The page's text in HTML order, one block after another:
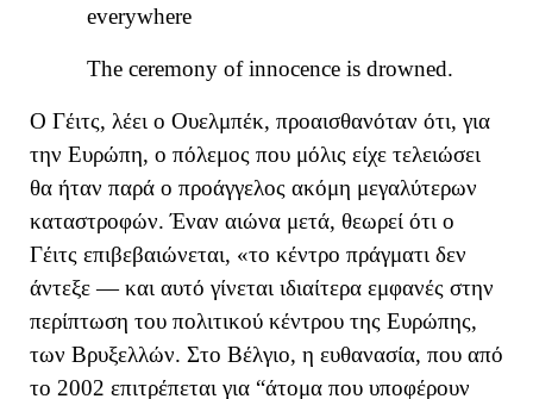
everywhere
The ceremony of innocence is drowned.
Ο Γέιτς, λέει ο Ουελμπέκ, προαισθανόταν ότι, για
την Ευρώπη, ο πόλεμος που μόλις είχε τελειώσει
θα ήταν παρά ο προάγγελος ακόμη μεγαλύτερων
καταστροφών. Έναν αιώνα μετά, θεωρεί ότι ο
Γέιτς επιβεβαιώνεται, «το κέντρο πράγματι δεν
άντεξε — και αυτό γίνεται ιδιαίτερα εμφανές στην
περίπτωση του πολιτικού κέντρου της Ευρώπης,
των Βρυξελλών. Στο Βέλγιο, η ευθανασία, που από
το 2002 επιτρέπεται για “άτομα που υποφέρουν